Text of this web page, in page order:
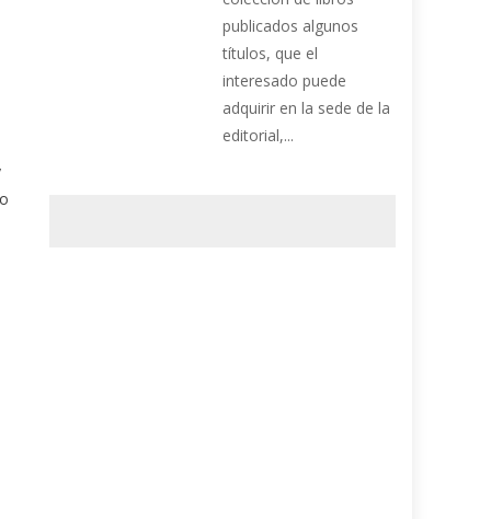
publicados algunos
títulos, que el
interesado puede
adquirir en la sede de la
editorial,...